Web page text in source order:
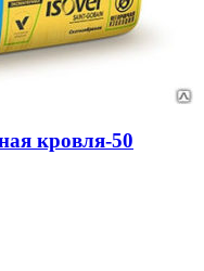
кровля-50